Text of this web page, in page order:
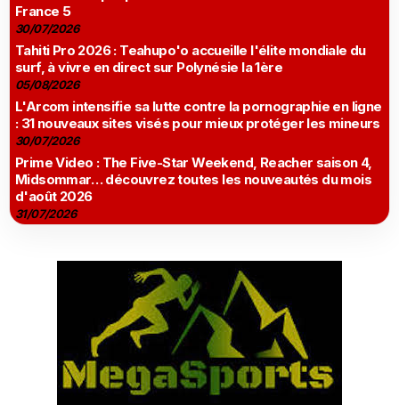
France 5
30/07/2026
Tahiti Pro 2026 : Teahupo'o accueille l'élite mondiale du
surf, à vivre en direct sur Polynésie la 1ère
05/08/2026
L'Arcom intensifie sa lutte contre la pornographie en ligne
: 31 nouveaux sites visés pour mieux protéger les mineurs
30/07/2026
Prime Video : The Five-Star Weekend, Reacher saison 4,
Midsommar… découvrez toutes les nouveautés du mois
d'août 2026
31/07/2026